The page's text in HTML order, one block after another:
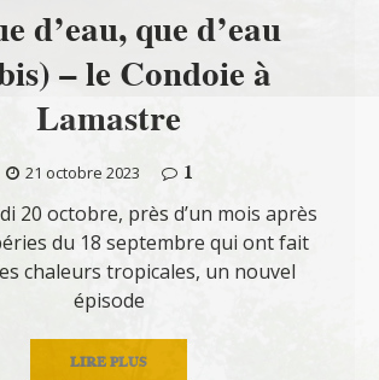
d’eau, que d’eau
– le Condoie à
Lamastre
21 octobre 2023
1
20 octobre, près d’un mois après
du 18 septembre qui ont fait
chaleurs tropicales, un nouvel
épisode
LIRE PLUS